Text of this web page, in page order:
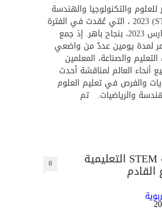
والتكنولوجيا والهندسة
والرياضيات (STEM) 2023 ، التي عُقدت في الفترة
من 14 إلى 15 مارس 2023، بنجاح باهر. إذ جمع
لمدة يومين عددٌ من واضعي
والصناعة، المعلمين
أنحاء العالم لمناقشة أحدث
والفرص في تعليم العلوم
والرياضيات. تم
انطلاقة قمة STEM التعليمية
القادم 0